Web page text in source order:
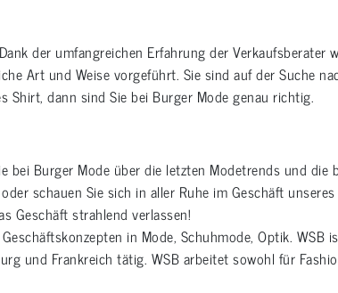
der umfangreichen Erfahrung der Verkaufsberater
Art und Weise vorgeführt. Sie sind auf der Suche
Shirt, dann sind Sie bei Burger Mode genau richtig.
bei Burger Mode über die letzten Modetrends und die
schauen Sie sich in aller Ruhe im Geschäft
Geschäft strahlend verlassen!
in Mode, Schuhmode, Optik. WSB
und Frankreich tätig. WSB arbeitet sowohl für